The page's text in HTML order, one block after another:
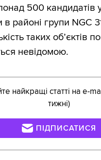
500 кандидатів
в районі групи NGC
таких об’єктів
невідомою.
найкращі статті на e-
тижні)
ПІДПИСАТИСЯ